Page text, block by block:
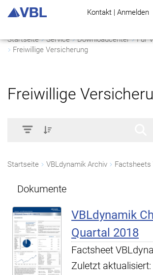
Kontakt | Anmelden
Startseite Service Downloadcenter
Für
Freiwillige Versicherung
Freiwillige
Startseite VBLdynamik Archiv Factsheets
Dokumente
VBLdynamik
Quartal 2018
Factsheet
Zuletzt